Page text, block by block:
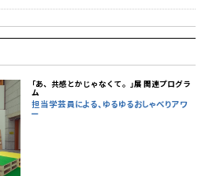
「あ、共感とかじゃなくて。」展 関連プログラ
ム
担当学芸員による、ゆるゆるおしゃべりアワ
ー